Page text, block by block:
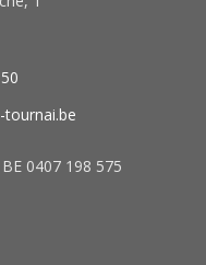
tournai.be
BE 0407 198 575